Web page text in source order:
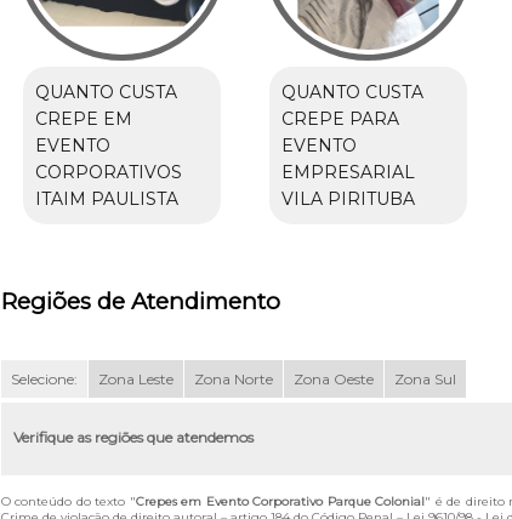
QUANTO CUSTA
CREPE EM
EVENTO
CORPORATIVOS
ITAIM PAULISTA
QUANTO CUSTA
CREPE PARA
EVENTO
EMPRESARIAL
VILA PIRITUBA
Regiões de Atendimento
Selecione: Zona Leste Zona Norte Zona Oeste Zona Sul
Verifique as regiões que atendemos
O conteúdo do texto "Crepes em Evento Corporativo Parque Colonial" é de direito